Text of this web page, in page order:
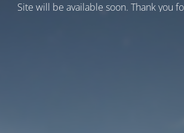
Site will be available soon. Thank you